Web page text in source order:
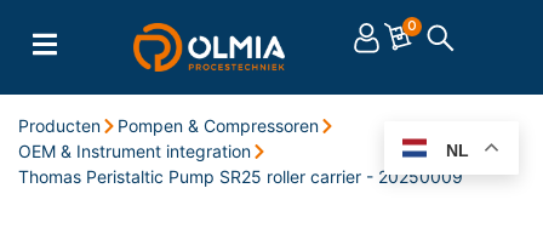
0
Producten
Pompen & Compressoren
OEM & Instrument integration
Thomas Peristaltic Pump SR25 roller carrier - 20250009
NL